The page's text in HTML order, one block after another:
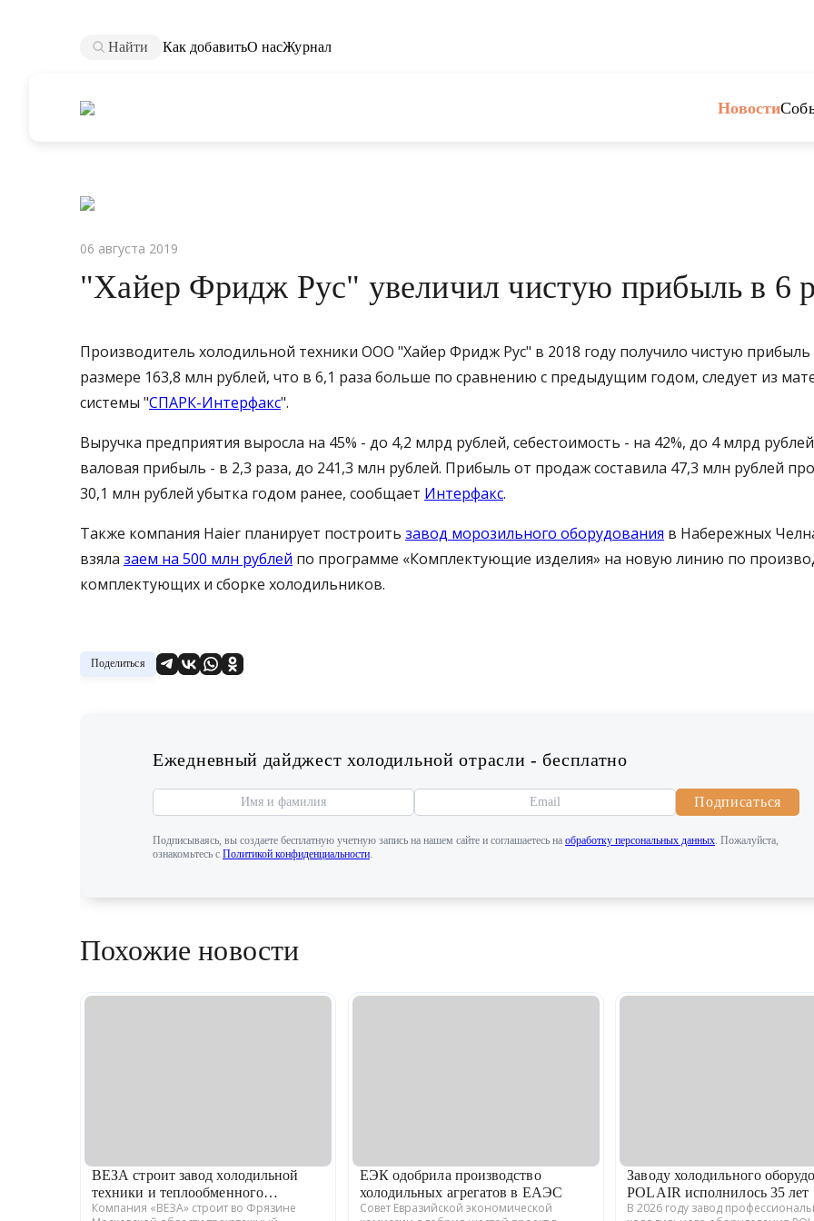
Найти Как добавитьО насЖурнал
Новости
06 августа 2019
"Хайер Фридж Рус" увеличил чистую прибыль в 6
Производитель холодильной техники ООО "Хайер Фридж Рус" в 2018 году получило чистую прибыль
размере 163,8 млн рублей, что в 6,1 раза больше по сравнению с предыдущим годом, следует из
системы "СПАРК-Интерфакс".
Выручка предприятия выросла на 45% - до 4,2 млрд рублей, себестоимость - на 42%, до 4 млрд
валовая прибыль - в 2,3 раза, до 241,3 млн рублей. Прибыль от продаж составила 47,3 млн рублей
30,1 млн рублей убытка годом ранее, сообщает Интерфакс.
Также компания Haier планирует построить завод морозильного оборудования в Набережных
взяла заем на 500 млн рублей по программе «Комплектующие изделия» на новую линию по
комплектующих и сборке холодильников.
Поделиться
Ежедневный дайджест холодильной отрасли - бесплатно
Подписаться
Подписываясь, вы создаете бесплатную учетную запись на нашем сайте и соглашаетесь на обработку персональных данных. Пожалуйста,
ознакомьтесь с Политикой конфиденциальности.
Похожие новости
ВЕЗА строит завод холодильной
техники и теплообменного
оборудования
Компания «ВЕЗА» строит во Фрязине
ЕЭК одобрила производство
холодильных агрегатов в ЕАЭС
Совет Евразийской экономической
Заводу холодильного
POLAIR исполнилось 35 лет
В 2026 году завод